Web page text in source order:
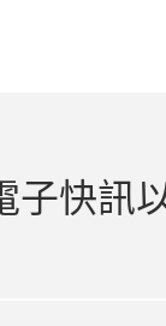
子快訊